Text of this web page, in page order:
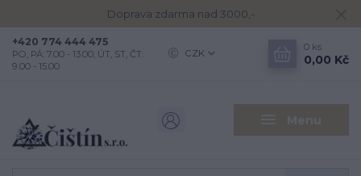
Doprava zdarma nad 3000,-
Menu
CZK
+420 774 444 475
PO, PÁ: 7.00 - 13.00, ÚT, ST, ČT:
9.00 - 15.00
0 ks
0,00 Kč